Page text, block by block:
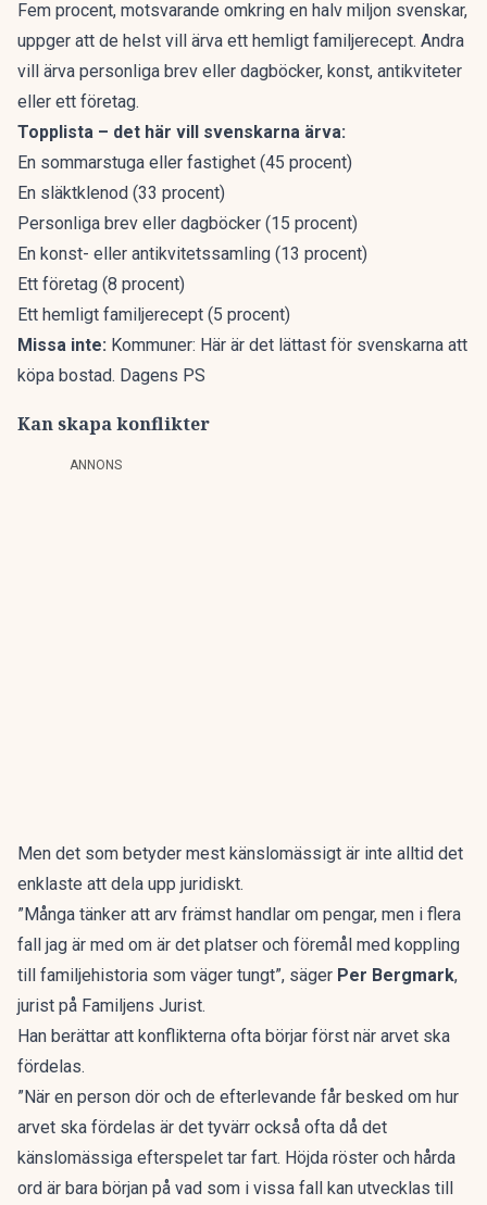
Fem procent, motsvarande omkring en halv miljon svenskar,
uppger att de helst vill ärva ett hemligt familjerecept. Andra
vill ärva personliga brev eller dagböcker, konst, antikviteter
eller ett företag.
Topplista – det här vill svenskarna ärva:
En sommarstuga eller fastighet (45 procent)
En släktklenod (33 procent)
Personliga brev eller dagböcker (15 procent)
En konst- eller antikvitetssamling (13 procent)
Ett företag (8 procent)
Ett hemligt familjerecept (5 procent)
Missa inte: Kommuner: Här är det lättast för svenskarna att
köpa bostad. Dagens PS
Kan skapa konflikter
ANNONS
Men det som betyder mest känslomässigt är inte alltid det
enklaste att dela upp juridiskt.
”Många tänker att arv främst handlar om pengar, men i flera
fall jag är med om är det platser och föremål med koppling
till familjehistoria som väger tungt”, säger Per Bergmark,
jurist på Familjens Jurist.
Han berättar att konflikterna ofta börjar först när arvet ska
fördelas.
”När en person dör och de efterlevande får besked om hur
arvet ska fördelas är det tyvärr också ofta då det
känslomässiga efterspelet tar fart. Höjda röster och hårda
ord är bara början på vad som i vissa fall kan utvecklas till